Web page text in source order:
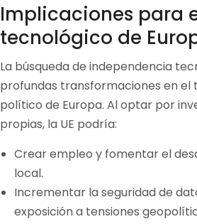
Implicaciones para
tecnológico de
La búsqueda de independencia
profundas transformaciones en el
político de Europa. Al optar por
propias, la UE podría:
Crear empleo y fomentar el
local.
Incrementar la seguridad de
exposición a tensiones